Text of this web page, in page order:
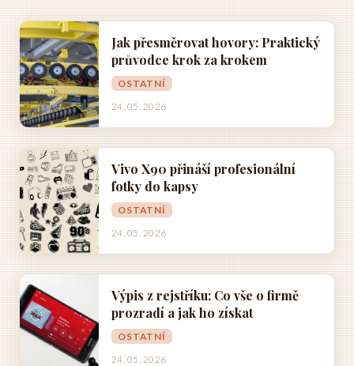
Jak přesměrovat hovory: Praktický
průvodce krok za krokem
OSTATNÍ
24. 05. 2026
Vivo X90 přináší profesionální
fotky do kapsy
OSTATNÍ
24. 05. 2026
Výpis z rejstříku: Co vše o firmě
prozradí a jak ho získat
OSTATNÍ
24. 05. 2026